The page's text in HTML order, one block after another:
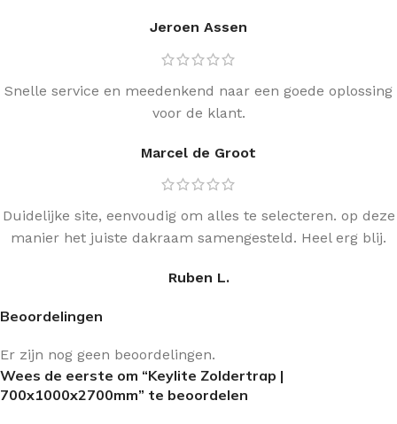
Jeroen Assen
Snelle service en meedenkend naar een goede oplossing
voor de klant.
Marcel de Groot
Duidelijke site, eenvoudig om alles te selecteren. op deze
manier het juiste dakraam samengesteld. Heel erg blij.
Ruben L.
Beoordelingen
Er zijn nog geen beoordelingen.
Wees de eerste om “Keylite Zoldertrap |
700x1000x2700mm” te beoordelen